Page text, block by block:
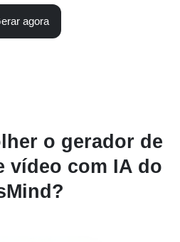
agora
o gerador de
vídeo com IA do